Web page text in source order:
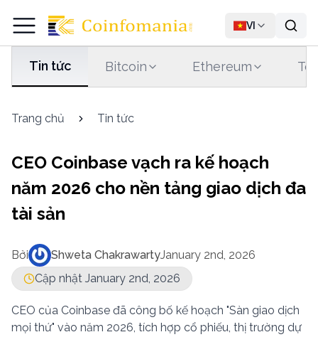
VI
Tin tức Bitcoin Ethereum
Trang chủ Tin tức
CEO Coinbase vạch ra kế hoạch
năm 2026 cho nền tảng giao dịch đa
tài sản
Bởi Shweta ChakrawartyJanuary 2nd, 2026
Cập nhật January 2nd, 2026
CEO của Coinbase đã công bố kế hoạch "Sàn giao dịch
mọi thứ" vào năm 2026, tích hợp cổ phiếu, thị trường dự